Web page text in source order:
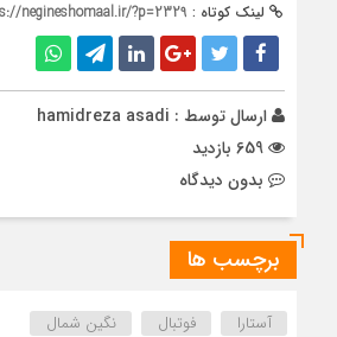
لینک کوتاه : negineshomaal.ir/?p=2329
ارسال توسط : hamidreza asadi
بدون دیدگاه
برچسب ها
آستارا فوتبال نگین شمال